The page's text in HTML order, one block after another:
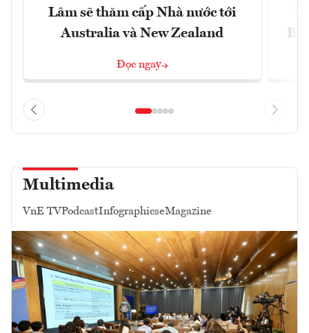
Lâm sẽ thăm cấp Nhà nước tới
Australia và New Zealand
Đọc ngay
Multimedia
VnE TVPodcastInfographicseMagazine